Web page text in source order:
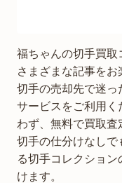
福ちゃんの切手買取
さまざまな記事をお
切手の売却先で迷っ
サービスをご利用く
わず、無料で買取査
切手の仕分けなしで
る切手コレクショ
けます。